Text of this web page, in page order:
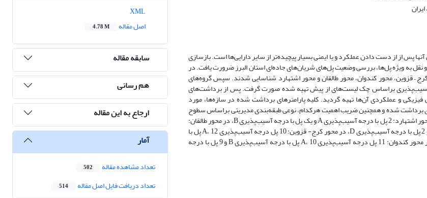
پس از از دست دادن عملکرد و یا ایمنی بسیار پیچیده‌تر از سایر دارایی‌ها است. بازسازی
به ویژه پل‌ها، بررسی وضعیت پل‌های شریان‌های جاده‌ای استان البرز ضرورت یافت. در
– قزوین، محور کندوان، محور طالقان و محور اشتهارد شناسایی شدند. سپس گروه‌های
آسیب‌پذیری براساس چک لیست‌های از پیش تهیه شده صورت گرفت. پس از برداشت‌های
و عملکردی آن‌ها تهیه گردید. کلیه پارامترهای برداشت شده در سازه‌ها، مورد
برداشت شده و همچنین ضریب اهمیت هرکدام، نوعی طبقه‌بندی مدیریتی براساس سطوح
آسیب‌پذیری در ابنیه استان در چهار گروه صورت گرفت. بر اساس نتایج بدست آمده در محور اشتهارد: 2 پل با درجه آسیب‌پذیری A و یک پل با درجه آسیب‌پذیری B، در محور طالقان:
2 پل درجه آسیب‌پذیری A و 3 پل با درجه آسیب‌پذیری B و 1پل با درجه آسیب پذیریC و 2 پل با درجه آسیب‌پذیری D، در محور کرج- قزوین: 10 پل درجه آسیب‌پذیری A، 12 پل با
درجه آسیب‌پذیری B و 16 پل با درجه آسیب‌پذیری C و 3 پل با درجه آسیب‌پذیری D و در محور کندوان: 11 پل درجه آسیب‌پذیری A، 10 پل با درجه آسیب‌پذیری B و 9 پل با درجه
اصل مقاله
4.78 M
سابقه مقاله
هم رسانی
ارجاع به این مقاله
آمار
تعداد مشاهده مقاله 502
تعداد دریافت فایل اصل مقاله 514